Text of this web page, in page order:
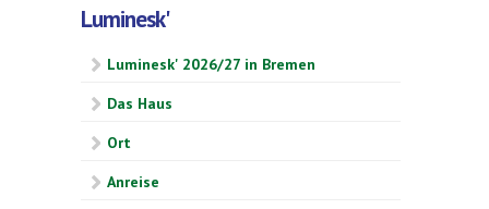
Luminesk'
Luminesk' 2026/27 in Bremen
Das Haus
Ort
Anreise